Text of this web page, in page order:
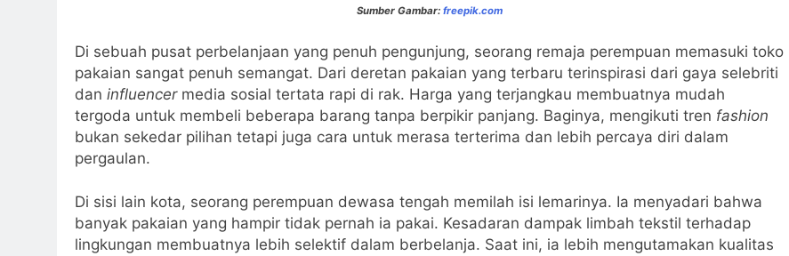
Sumber Gambar: freepik.com
Di sebuah pusat perbelanjaan yang penuh pengunjung, seorang remaja perempuan memasuki toko
pakaian sangat penuh semangat. Dari deretan pakaian yang terbaru terinspirasi dari gaya selebriti
dan influencermedia sosial tertata rapi di rak. Harga yang terjangkau membuatnya mudah
tergoda untuk membeli beberapa barang tanpa berpikir panjang. Baginya, mengikuti tren fashion
bukan sekedar pilihan tetapi juga cara untuk merasa terterima dan lebih percaya diri dalam
pergaulan.
Di sisi lain kota, seorang perempuan dewasa tengah memilah isi lemarinya. Ia menyadari bahwa
banyak pakaian yang hampir tidak pernah ia pakai. Kesadaran dampak limbah tekstil terhadap
lingkungan membuatnya lebih selektif dalam berbelanja. Saat ini, ia lebih mengutamakan kualitas